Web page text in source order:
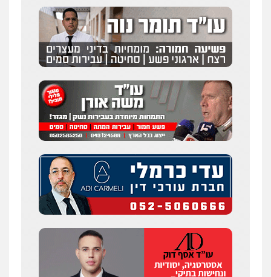
עו"ד אלון קריטי
פלילי כלכלי אלימות סמים מעצרים
0525544654
שני אלגרבלי – משרד עורכי דין
פלילי עורכי דין לענייני אסירים תעבורה
0507120031
עו"ד רונן בנדל
משפט פלילי פשיעה חמורה פלילי
0524282442
מנשה, אלמוג – עורכי דין
פלילי צווארון לבן
עורכי דין לענייני אסירים מעצרים וחקירות
0546470989